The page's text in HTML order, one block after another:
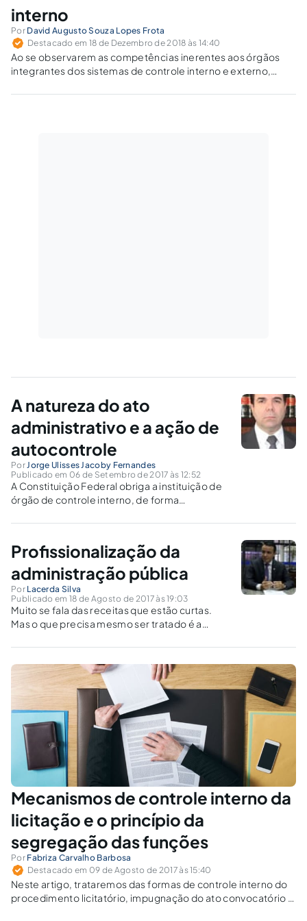
interno
Por David Augusto Souza Lopes Frota
Destacado em 18 de Dezembro de 2018 às 14:40
Ao se observarem as competências inerentes aos órgãos
integrantes dos sistemas de controle interno e externo,
todos eles: a necessidade de serem órgãos modelos ou
A natureza do ato
administrativo e a ação de
autocontrole
PorJorge Ulisses Jacoby Fernandes
Publicado em 06 de Setembro de 2017 às 12:52
A Constituição Federal obriga a instituição de
órgão de controle interno, de forma
e Judiciário manterão, de forma integrada,
Profissionalização da
administração pública
Por Lacerda Silva
Publicado em 18 de Agosto de 2017 às 19:03
Muito se fala das receitas que estão curtas.
Mas o que precisa mesmo ser tratado é a
Mecanismos de controle interno da
licitação e o princípio da
segregação das funções
Por Fabriza Carvalho Barbosa
Destacado em 09 de Agosto de 2017 às 15:40
Neste artigo, trataremos das formas de controle interno do
procedimento licitatório, impugnação do ato convocatório e